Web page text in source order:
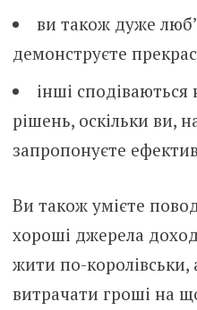
ви також дуже
демонструєте
інші
рішень, оскільки ви,
запропонуєте
Ви також умієте
хороші джерела
жити по-королівськи,
витрачати гроші на